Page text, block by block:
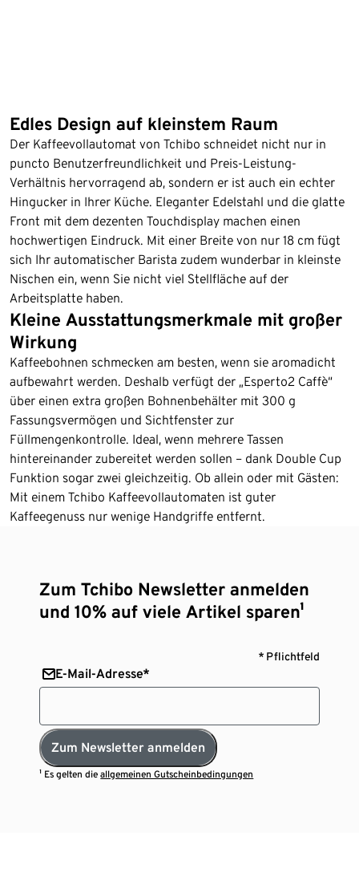
Edles Design auf kleinstem Raum
Der Kaffeevollautomat von Tchibo schneidet nicht nur in
puncto Benutzerfreundlichkeit und Preis-Leistung-
Verhältnis hervorragend ab, sondern er ist auch ein echter
Hingucker in Ihrer Küche. Eleganter Edelstahl und die glatte
Front mit dem dezenten Touchdisplay machen einen
hochwertigen Eindruck. Mit einer Breite von nur 18 cm fügt
sich Ihr automatischer Barista zudem wunderbar in kleinste
Nischen ein, wenn Sie nicht viel Stellfläche auf der
Arbeitsplatte haben.
Kleine Ausstattungsmerkmale mit großer
Wirkung
Kaffeebohnen schmecken am besten, wenn sie aromadicht
aufbewahrt werden. Deshalb verfügt der „Esperto2 Caffè“
über einen extra großen Bohnenbehälter mit 300 g
Fassungsvermögen und Sichtfenster zur
Füllmengenkontrolle. Ideal, wenn mehrere Tassen
hintereinander zubereitet werden sollen – dank Double Cup
Funktion sogar zwei gleichzeitig. Ob allein oder mit Gästen:
Mit einem Tchibo Kaffeevollautomaten ist guter
Kaffeegenuss nur wenige Handgriffe entfernt.
Zum Tchibo Newsletter anmelden
und 10% auf viele Artikel sparen¹
* Pflichtfeld
E-Mail-Adresse*
Zum Newsletter anmelden
¹ Es gelten dieallgemeinen Gutscheinbedingungen